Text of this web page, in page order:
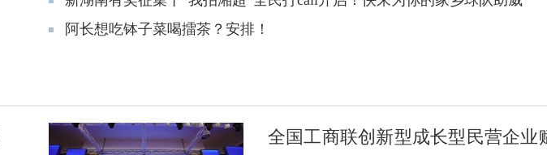
阿长想吃钵子菜喝擂茶？安排！
全国工商联创新型成长型民营企业